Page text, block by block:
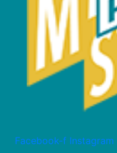
Facebook-f Instagram